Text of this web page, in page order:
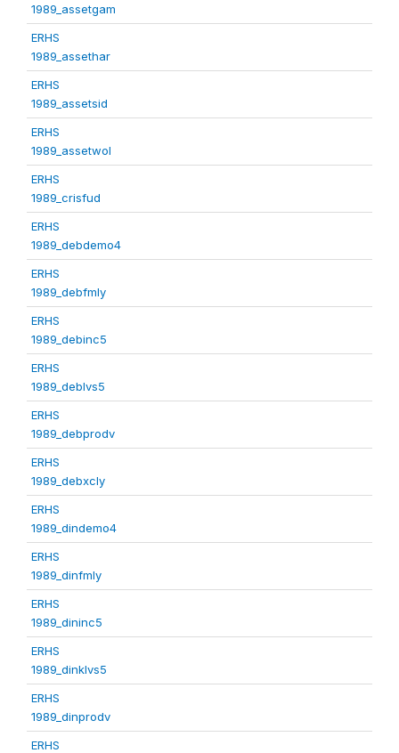
1989_assetgam
ERHS
1989_assethar
ERHS
1989_assetsid
ERHS
1989_assetwol
ERHS
1989_crisfud
ERHS
1989_debdemo4
ERHS
1989_debfmly
ERHS
1989_debinc5
ERHS
1989_deblvs5
ERHS
1989_debprodv
ERHS
1989_debxcly
ERHS
1989_dindemo4
ERHS
1989_dinfmly
ERHS
1989_dininc5
ERHS
1989_dinklvs5
ERHS
1989_dinprodv
ERHS